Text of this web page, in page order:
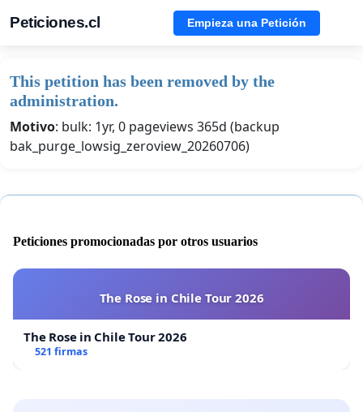
Peticiones.cl Empieza una Petición
This petition has been removed by the
administration.
Motivo: bulk: 1yr, 0 pageviews 365d (backup
bak_purge_lowsig_zeroview_20260706)
Peticiones promocionadas por otros usuarios
The Rose in Chile Tour 2026
The Rose in Chile Tour 2026
521 firmas